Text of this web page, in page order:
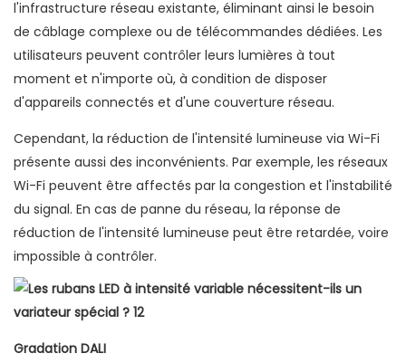
l'infrastructure réseau existante, éliminant ainsi le besoin
de câblage complexe ou de télécommandes dédiées. Les
utilisateurs peuvent contrôler leurs lumières à tout
moment et n'importe où, à condition de disposer
d'appareils connectés et d'une couverture réseau.
Cependant, la réduction de l'intensité lumineuse via Wi-Fi
présente aussi des inconvénients. Par exemple, les réseaux
Wi-Fi peuvent être affectés par la congestion et l'instabilité
du signal. En cas de panne du réseau, la réponse de
réduction de l'intensité lumineuse peut être retardée, voire
impossible à contrôler.
Gradation DALI